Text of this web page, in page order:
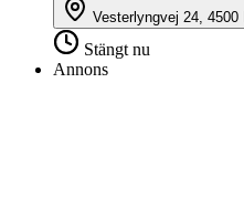
Vesterlyngvej 24,
Stängt nu
Annons